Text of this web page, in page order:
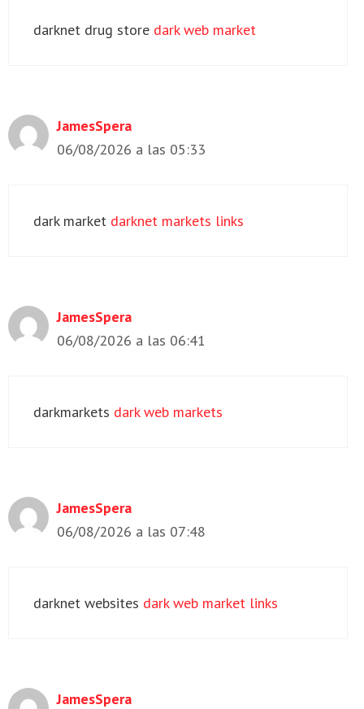
darknet drug store dark web market
JamesSpera
06/08/2026 a las 05:33
dark market darknet markets links
JamesSpera
06/08/2026 a las 06:41
darkmarkets dark web markets
JamesSpera
06/08/2026 a las 07:48
darknet websites dark web market links
JamesSpera